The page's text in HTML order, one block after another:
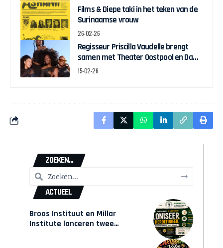
Amsterdam
Films & Diepe taki in het teken van de
Surinaamse vrouw
26-02-26
Regisseur Priscilla Vaudelle brengt
samen met Theater Oostpool en Dawn
Collective BLACK JOY naar het theater
15-02-26
ZOEKEN...
ACTUEEL
Broos Instituut en Millar
Institute lanceren twee